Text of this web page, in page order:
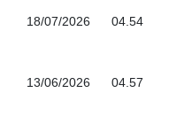
18/07/2026 04.54
13/06/2026 04.57